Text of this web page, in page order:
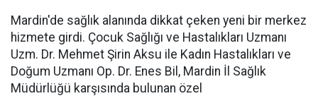
Mardin'de sağlık alanında dikkat çeken yeni bir merkez
hizmete girdi. Çocuk Sağlığı ve Hastalıkları Uzmanı
Uzm. Dr. Mehmet Şirin Aksu ile Kadın Hastalıkları ve
Doğum Uzmanı Op. Dr. Enes Bil, Mardin İl Sağlık
Müdürlüğü karşısında bulunan özel